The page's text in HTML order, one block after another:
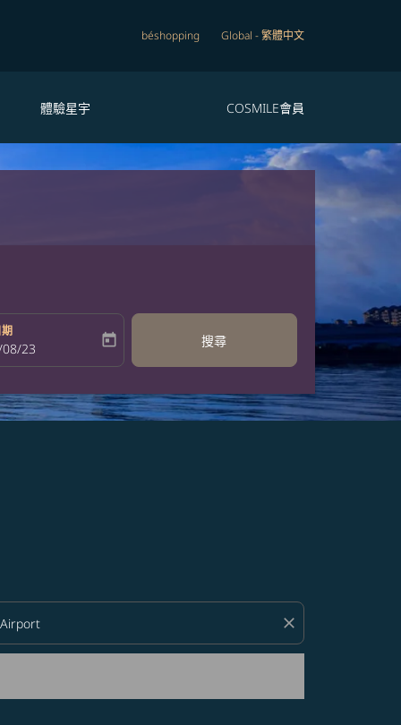
béshopping Global -繁體中文
體驗星宇 COSMILE會員
return-date-aria-label
23 today 搜尋
close